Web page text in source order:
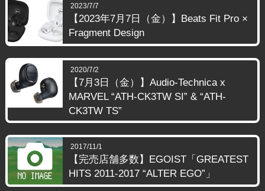
2023/7/7
【2023年7月7日（金）】Beats Fit Pro ×
Fragment Design
2020/7/2
【7月3日（金）】Audio-Technica x
MARVEL “ATH-CK3TW SI” & “ATH-
CK3TW TS”
2017/11/1
【完売店舗多数】EGOIST「GREATEST
HITS 2011-2017 “ALTER EGO”」